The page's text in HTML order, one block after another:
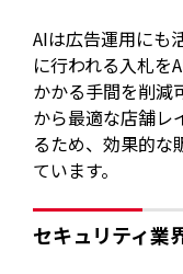
AIは広告運用にも
に行われる入札を
かかる手間を削減
から最適な店舗レ
るため、効果的な
ています。
セキュリティ業